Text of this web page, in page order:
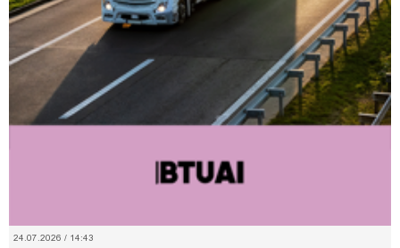
24.07.2026 / 14:43